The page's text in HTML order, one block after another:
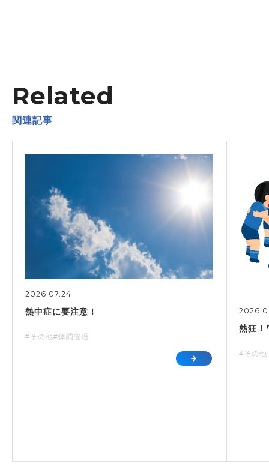
Related
関連記事
2026.07.24
熱中症に要注意！
#その他#体調管理
熱狂！
#その他